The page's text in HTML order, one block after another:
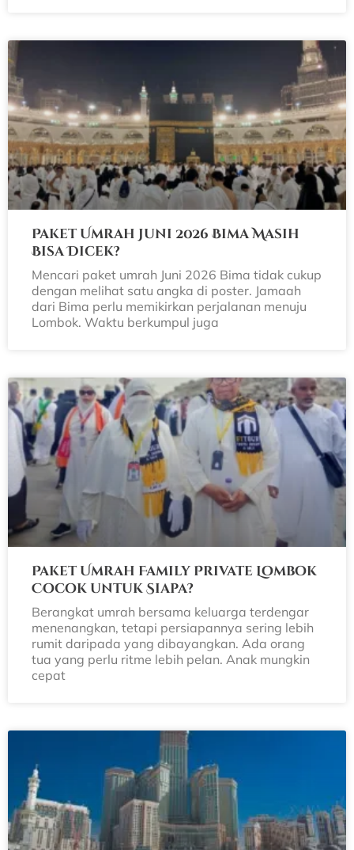
Paket Umrah Juni 2026 Bima Masih
Bisa Dicek?
Mencari paket umrah Juni 2026 Bima tidak cukup
dengan melihat satu angka di poster. Jamaah
dari Bima perlu memikirkan perjalanan menuju
Lombok. Waktu berkumpul juga
Paket Umrah Family Private Lombok
Cocok untuk Siapa?
Berangkat umrah bersama keluarga terdengar
menenangkan, tetapi persiapannya sering lebih
rumit daripada yang dibayangkan. Ada orang
tua yang perlu ritme lebih pelan. Anak mungkin
cepat